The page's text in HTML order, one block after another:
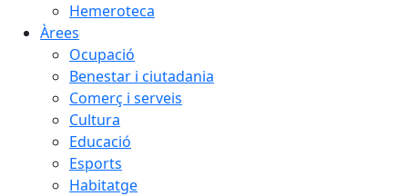
Hemeroteca
Àrees
Ocupació
Benestar i ciutadania
Comerç i serveis
Cultura
Educació
Esports
Habitatge